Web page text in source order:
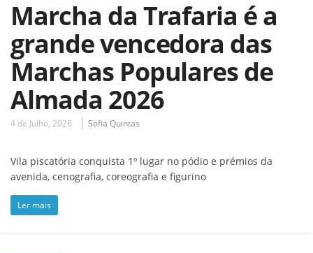
Marcha da Trafaria é a
grande vencedora das
Marchas Populares de
Almada 2026
4 de Julho, 2026 Sofia Quintas
Vila piscatória conquista 1º lugar no pódio e prémios da
avenida, cenografia, coreografia e figurino
Ler mais